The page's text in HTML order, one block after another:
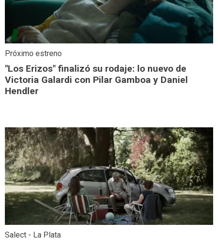
Próximo estreno
"Los Erizos" finalizó su rodaje: lo nuevo de
Victoria Galardi con Pilar Gamboa y Daniel
Hendler
Salect - La Plata